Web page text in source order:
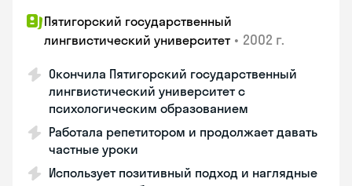
Пятигорский государственный
лингвистический университет • 2002 г.
Окончила Пятигорский государственный
лингвистический университет с
психологическим образованием
Работала репетитором и продолжает давать
частные уроки
Использует позитивный подход и наглядные